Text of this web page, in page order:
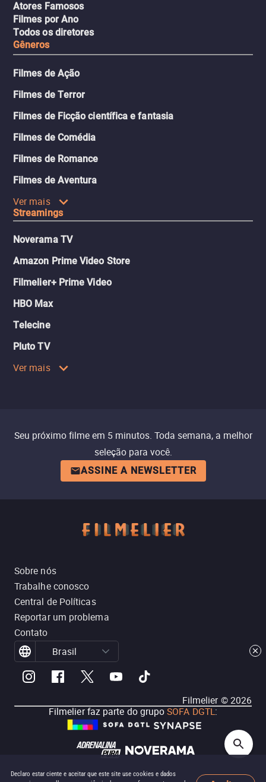
Declaro estar ciente e aceitar que este site use cookies e dados
Atores Famosos
Filmes por Ano
Todos os diretores
Gêneros
Filmes de Ação
Filmes de Terror
Filmes de Ficção científica e fantasia
Filmes de Comédia
Filmes de Romance
Filmes de Aventura
Ver mais
Streamings
Noverama TV
Amazon Prime Video Store
Filmelier+ Prime Video
HBO Max
Telecine
Pluto TV
Ver mais
Seu próximo filme em 5 minutos. Toda semana, a melhor
seleção para você.
ASSINE A NEWSLETTER
Sobre nós
Trabalhe conosco
Central de Políticas
Reportar um problema
Contato
Brasil
Filmelier ©2026
Filmelier faz parte do grupoSOFA DGTL: